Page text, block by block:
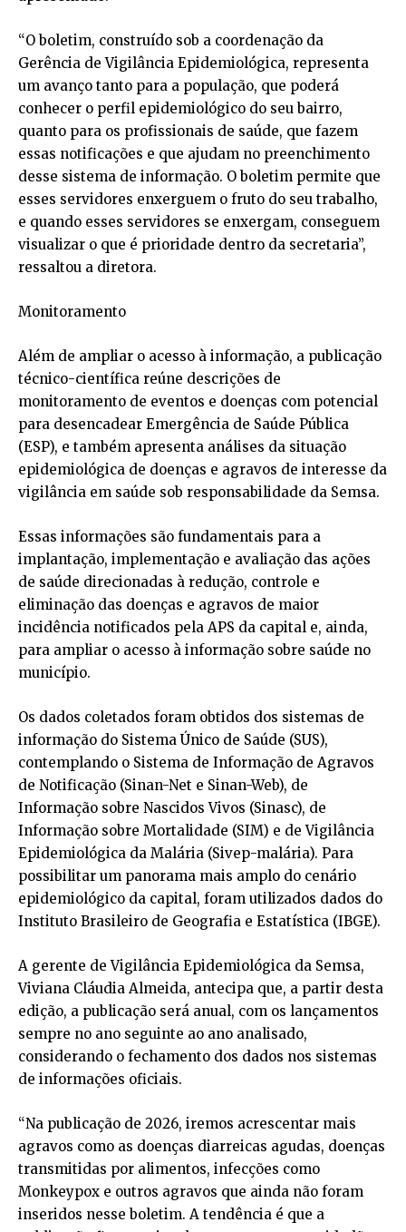
“O boletim, construído sob a coordenação da
Gerência de Vigilância Epidemiológica, representa
um avanço tanto para a população, que poderá
conhecer o perfil epidemiológico do seu bairro,
quanto para os profissionais de saúde, que fazem
essas notificações e que ajudam no preenchimento
desse sistema de informação. O boletim permite que
esses servidores enxerguem o fruto do seu trabalho,
e quando esses servidores se enxergam, conseguem
visualizar o que é prioridade dentro da secretaria”,
ressaltou a diretora.
Monitoramento
Além de ampliar o acesso à informação, a publicação
técnico-científica reúne descrições de
monitoramento de eventos e doenças com potencial
para desencadear Emergência de Saúde Pública
(ESP), e também apresenta análises da situação
epidemiológica de doenças e agravos de interesse da
vigilância em saúde sob responsabilidade da Semsa.
Essas informações são fundamentais para a
implantação, implementação e avaliação das ações
de saúde direcionadas à redução, controle e
eliminação das doenças e agravos de maior
incidência notificados pela APS da capital e, ainda,
para ampliar o acesso à informação sobre saúde no
município.
Os dados coletados foram obtidos dos sistemas de
informação do Sistema Único de Saúde (SUS),
contemplando o Sistema de Informação de Agravos
de Notificação (Sinan-Net e Sinan-Web), de
Informação sobre Nascidos Vivos (Sinasc), de
Informação sobre Mortalidade (SIM) e de Vigilância
Epidemiológica da Malária (Sivep-malária). Para
possibilitar um panorama mais amplo do cenário
epidemiológico da capital, foram utilizados dados do
Instituto Brasileiro de Geografia e Estatística (IBGE).
A gerente de Vigilância Epidemiológica da Semsa,
Viviana Cláudia Almeida, antecipa que, a partir desta
edição, a publicação será anual, com os lançamentos
sempre no ano seguinte ao ano analisado,
considerando o fechamento dos dados nos sistemas
de informações oficiais.
“Na publicação de 2026, iremos acrescentar mais
agravos como as doenças diarreicas agudas, doenças
transmitidas por alimentos, infecções como
Monkeypox e outros agravos que ainda não foram
inseridos nesse boletim. A tendência é que a